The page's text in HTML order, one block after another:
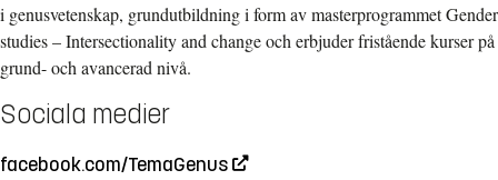
i genusvetenskap, grundutbildning i form av masterprogrammet Gender
studies – Intersectionality and change och erbjuder fristående kurser på
grund- och avancerad nivå.
Sociala medier
facebook.com/TemaGenus